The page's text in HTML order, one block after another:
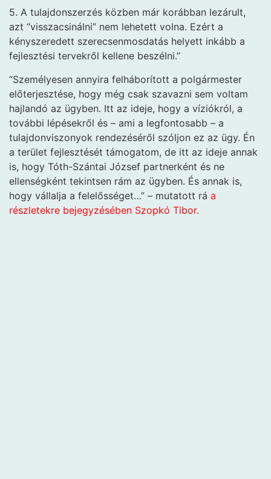
5. A tulajdonszerzés közben már korábban lezárult,
azt “visszacsinálni” nem lehetett volna. Ezért a
kényszeredett szerecsenmosdatás helyett inkább a
fejlesztési tervekről kellene beszélni.”
“Személyesen annyira felháborított a polgármester
előterjesztése, hogy még csak szavazni sem voltam
hajlandó az ügyben. Itt az ideje, hogy a víziókról, a
további lépésekről és – ami a legfontosabb – a
tulajdonviszonyok rendezéséről szóljon ez az ügy. Én
a terület fejlesztését támogatom, de itt az ideje annak
is, hogy Tóth-Szántai József partnerként és ne
ellenségként tekintsen rám az ügyben. És annak is,
hogy vállalja a felelősséget…” – mutatott rá a
részletekre bejegyzésében Szopkó Tibor.